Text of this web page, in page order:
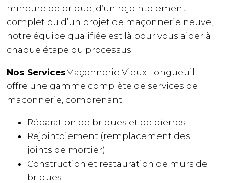
mineure de brique, d’un rejointoiement
complet ou d’un projet de maçonnerie neuve,
notre équipe qualifiée est là pour vous aider à
chaque étape du processus.
Nos ServicesMaçonnerie Vieux Longueuil
offre une gamme complète de services de
maçonnerie, comprenant :
Réparation de briques et de pierres
Rejointoiement (remplacement des
joints de mortier)
Construction et restauration de murs de
briques